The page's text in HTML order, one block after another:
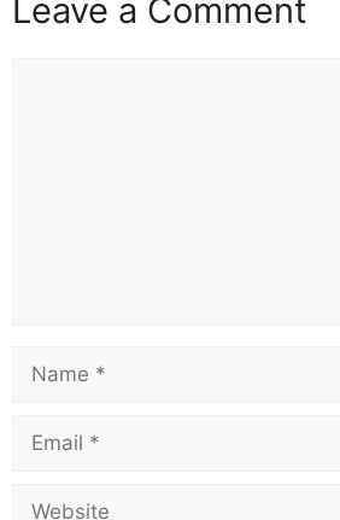
Leave a Comment